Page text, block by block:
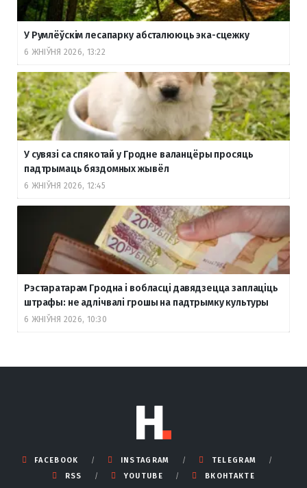
У Румлёўскім лесапарку абсталююць эка-сцежку
6 ЖНІЎНЯ 2026, 13:22
У сувязі са спякотай у Гродне валанцёры просяць
падтрымаць бяздомных жывёл
6 ЖНІЎНЯ 2026, 12:45
Рэстаратарам Гродна і вобласці давядзецца заплаціць
штрафы: не адлічвалі грошы на падтрымку культуры
6 ЖНІЎНЯ 2026, 10:30
FACEBOOK INSTAGRAM
TELEGRAM
RSS
YOUTUBE ВКОНТАКТЕ